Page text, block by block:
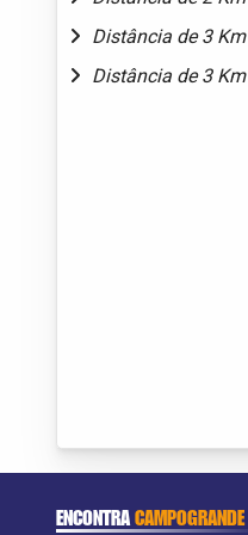
Distância de 3 Km
Distância de 3 Km
ENCONTRACAMPOGRANDE